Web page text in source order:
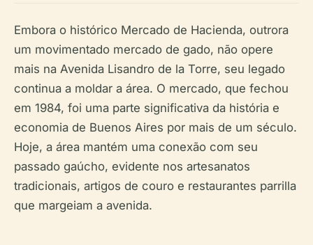
Embora o histórico Mercado de Hacienda, outrora
um movimentado mercado de gado, não opere
mais na Avenida Lisandro de la Torre, seu legado
continua a moldar a área. O mercado, que fechou
em 1984, foi uma parte significativa da história e
economia de Buenos Aires por mais de um século.
Hoje, a área mantém uma conexão com seu
passado gaúcho, evidente nos artesanatos
tradicionais, artigos de couro e restaurantes parrilla
que margeiam a avenida.